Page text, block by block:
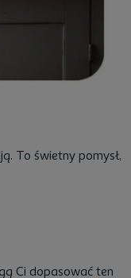
To świetny pomysł,
Ci dopasować ten